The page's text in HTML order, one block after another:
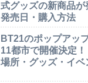
式グッズの新商品が
発売日・購入方法
BT21のポップアッ
11都市で開催決定！
場所・グッズ・イベ